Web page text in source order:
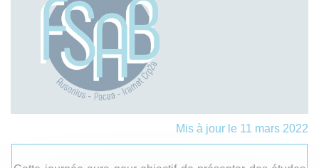
Mis à jour le 11 mars 2022